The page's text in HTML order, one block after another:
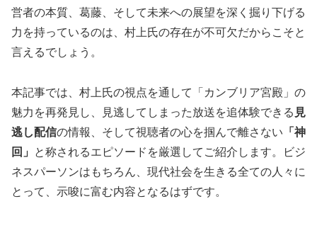
営者の本質、葛藤、そして未来への展望を深く掘り下げる
力を持っているのは、村上氏の存在が不可欠だからこそと
言えるでしょう。
本記事では、村上氏の視点を通して「カンブリア宮殿」の
魅力を再発見し、見逃してしまった放送を追体験できる 見
逃し配信の情報、そして視聴者の心を掴んで離さない 「神
回」
と称されるエピソードを厳選してご紹介します。ビジ
ネスパーソンはもちろん、現代社会を生きる全ての人々に
とって、示唆に富む内容となるはずです。